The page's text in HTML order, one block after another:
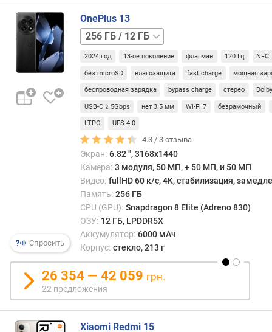
р
а
(
Г
)
с
о
р
а
о
ц
Спросить
OnePlus 13
512 ГБ
/
12 ГБ512 ГБ
16 ГБ
24 ГБ
2024 год 13-ое поколение флагман 120 Гц NFC
без microSD влагозащита fast charge мощная
беспроводная зарядка bypass charge стерео
USB-C ≥ 5Gbps нет 3.5 мм Wi-Fi 7 безрамочный
LTPO UFS 4.0
4.3 /3 отзыва
Экран: 6.82 ", 3168x1440
Камера: 3 модуля, 50 МП, + 50 МП, и 50 МП
Видео: fullHD 60 к/с, 4K, стабилизация,
Память: 256 ГБ
CPU (GPU): Snapdragon 8 Elite (Adreno 830)
ОЗУ: 12 ГБ, LPDDR5X
Аккумулятор: 6000 мАч
Корпус: стекло, 213 г
26 354 — 42 059 грн.
22 предложения
Xiaomi Redmi 15